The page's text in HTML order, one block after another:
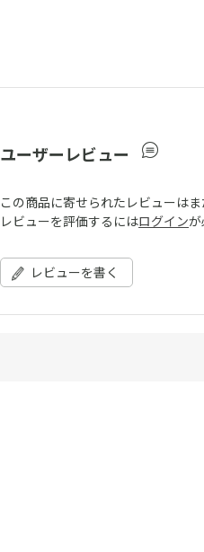
ユーザーレビュー
この商品に寄せられたレビューはま
レビューを評価するにはログインが
レビューを書く